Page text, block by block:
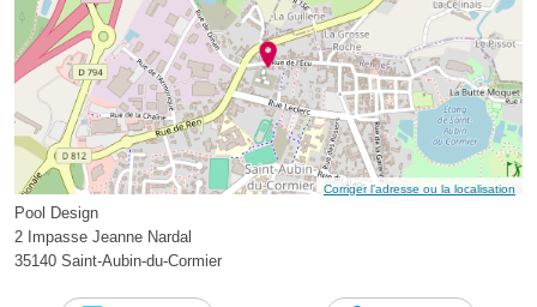
Corriger l’adresse ou la localisation
Pool Design
2 Impasse Jeanne Nardal
35140 Saint-Aubin-du-Cormier